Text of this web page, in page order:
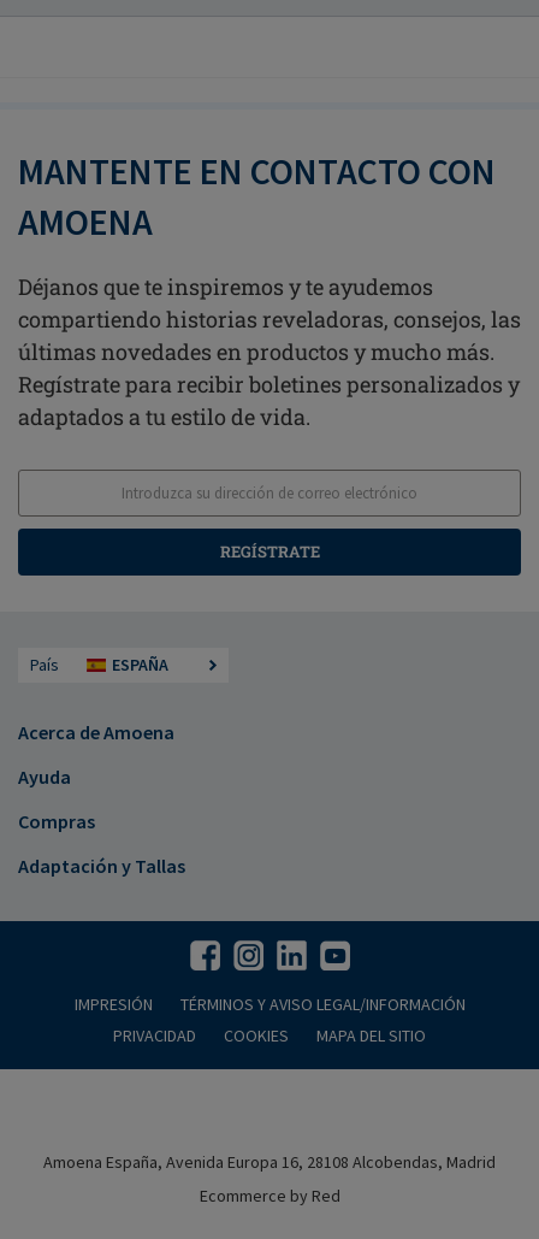
MANTENTE EN CONTACTO CON
AMOENA
Déjanos que te inspiremos y te ayudemos
compartiendo historias reveladoras, consejos, las
últimas novedades en productos y mucho más.
Regístrate para recibir boletines personalizados y
adaptados a tu estilo de vida.
REGÍSTRATE
País ESPAÑA
Acerca de Amoena
Ayuda
Compras
Adaptación y Tallas
IMPRESIÓN
TÉRMINOS Y AVISO LEGAL/INFORMACIÓN
PRIVACIDAD
COOKIES MAPA DEL SITIO
Amoena España, Avenida Europa 16, 28108 Alcobendas, Madrid
Ecommerce by Red